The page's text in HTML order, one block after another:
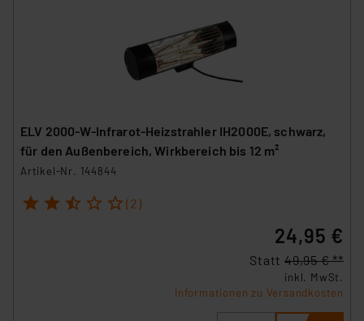
ELV 2000-W-Infrarot-Heizstrahler IH2000E, schwarz,
für den Außenbereich, Wirkbereich bis 12 m²
Artikel-Nr. 144844
1 2 3 4 5 (2)
24,95 €
Statt 49,95 € **
inkl. MwSt.
Informationen zu Versandkosten